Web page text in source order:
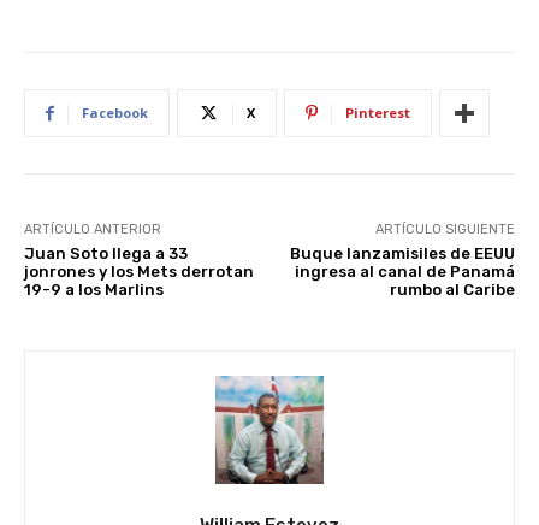
Facebook X Pinterest
ARTÍCULO ANTERIOR
Juan Soto llega a 33
jonrones y los Mets derrotan
19-9 a los Marlins
ARTÍCULO SIGUIENTE
Buque lanzamisiles de EEUU
ingresa al canal de Panamá
rumbo al Caribe